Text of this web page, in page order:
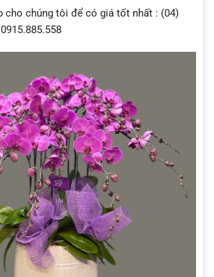
cho chúng tôi để có giá tốt nhất : (04)